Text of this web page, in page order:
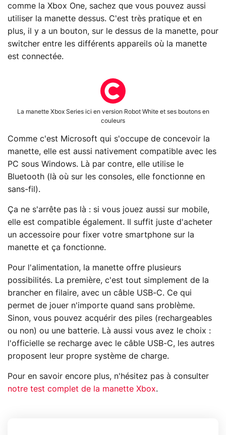
comme la Xbox One, sachez que vous pouvez aussi
utiliser la manette dessus. C'est très pratique et en
plus, il y a un bouton, sur le dessus de la manette, pour
switcher entre les différents appareils où la manette
est connectée.
La manette Xbox Series ici en version Robot White et ses boutons en
couleurs
Comme c'est Microsoft qui s'occupe de concevoir la
manette, elle est aussi nativement compatible avec les
PC sous Windows. Là par contre, elle utilise le
Bluetooth (là où sur les consoles, elle fonctionne en
sans-fil).
Ça ne s'arrête pas là : si vous jouez aussi sur mobile,
elle est compatible également. Il suffit juste d'acheter
un accessoire pour fixer votre smartphone sur la
manette et ça fonctionne.
Pour l'alimentation, la manette offre plusieurs
possibilités. La première, c'est tout simplement de la
brancher en filaire, avec un câble USB-C. Ce qui
permet de jouer n'importe quand sans problème.
Sinon, vous pouvez acquérir des piles (rechargeables
ou non) ou une batterie. Là aussi vous avez le choix :
l'officielle se recharge avec le câble USB-C, les autres
proposent leur propre système de charge.
Pour en savoir encore plus, n'hésitez pas à consulter
notre test complet de la manette Xbox.